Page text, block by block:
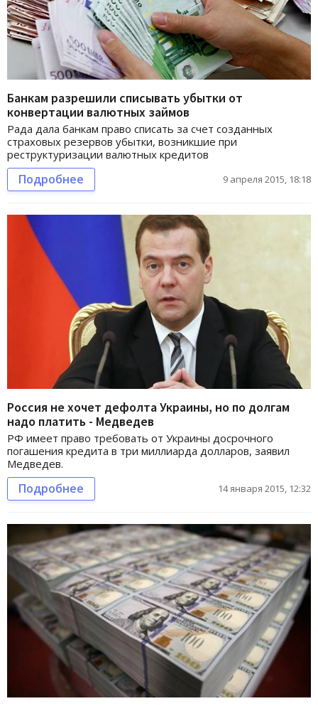
Банкам разрешили списывать убытки от
конвертации валютных займов
Рада дала банкам право списать за счет созданных
страховых резервов убытки, возникшие при
реструктуризации валютных кредитов
Подробнее 9 апреля 2015, 18:18
Россия не хочет дефолта Украины, но по долгам
надо платить - Медведев
РФ имеет право требовать от Украины досрочного
погашения кредита в три миллиарда долларов, заявил
Медведев.
Подробнее 14 января 2015, 12:32